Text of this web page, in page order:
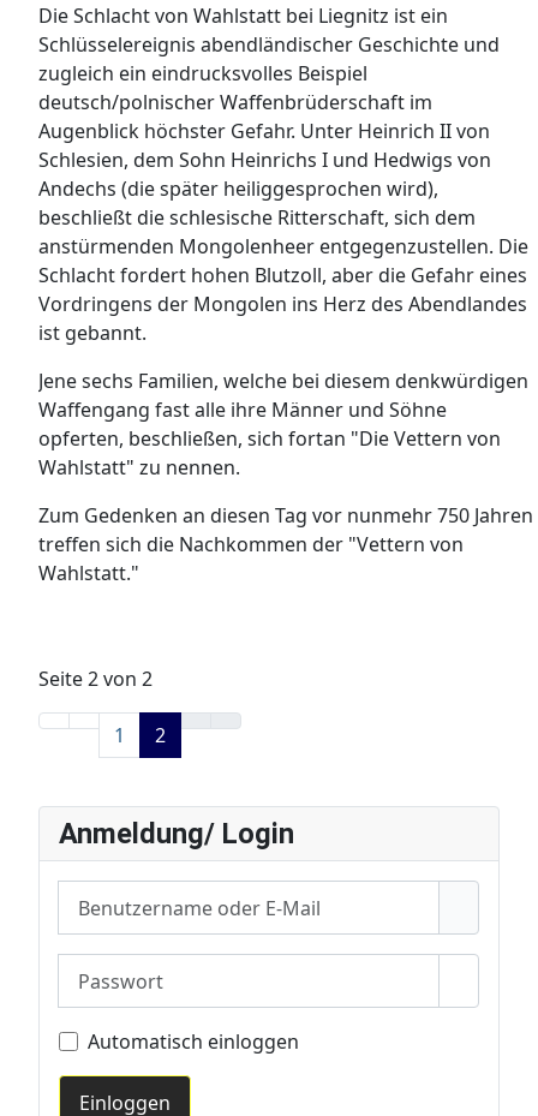
Anmeldung/ Login
Automatisch einloggen
Einloggen
Die Schlacht von Wahlstatt bei Liegnitz ist ein
Schlüsselereignis abendländischer Geschichte und
zugleich ein eindrucksvolles Beispiel
deutsch/polnischer Waffenbrüderschaft im
Augenblick höchster Gefahr. Unter Heinrich II von
Schlesien, dem Sohn Heinrichs I und Hedwigs von
Andechs (die später heiliggesprochen wird),
beschließt die schlesische Ritterschaft, sich dem
anstürmenden Mongolenheer entgegenzustellen. Die
Schlacht fordert hohen Blutzoll, aber die Gefahr eines
Vordringens der Mongolen ins Herz des Abendlandes
ist gebannt.
Jene sechs Familien, welche bei diesem denkwürdigen
Waffengang fast alle ihre Männer und Söhne
opferten, beschließen, sich fortan "Die Vettern von
Wahlstatt" zu nennen.
Zum Gedenken an diesen Tag vor nunmehr 750 Jahren
treffen sich die Nachkommen der "Vettern von
Wahlstatt."
Seite 2 von 2
1 2